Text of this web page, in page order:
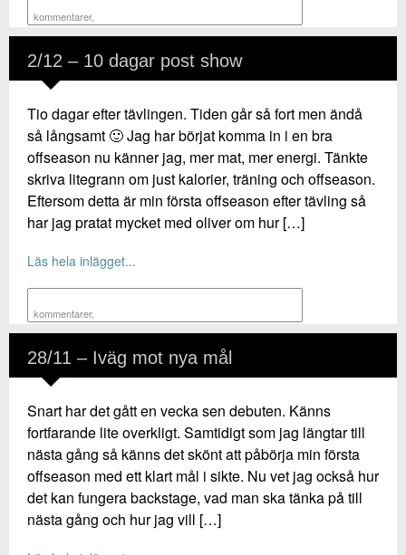
kommentarer,
2/12 – 10 dagar post show
Tio dagar efter tävlingen. Tiden går så fort men ändå
så långsamt 🙂 Jag har börjat komma in i en bra
offseason nu känner jag, mer mat, mer energi. Tänkte
skriva litegrann om just kalorier, träning och offseason.
Eftersom detta är min första offseason efter tävling så
har jag pratat mycket med oliver om hur […]
Läs hela inlägget...
kommentarer,
28/11 – Iväg mot nya mål
Snart har det gått en vecka sen debuten. Känns
fortfarande lite overkligt. Samtidigt som jag längtar till
nästa gång så känns det skönt att påbörja min första
offseason med ett klart mål i sikte. Nu vet jag också hur
det kan fungera backstage, vad man ska tänka på till
nästa gång och hur jag vill […]